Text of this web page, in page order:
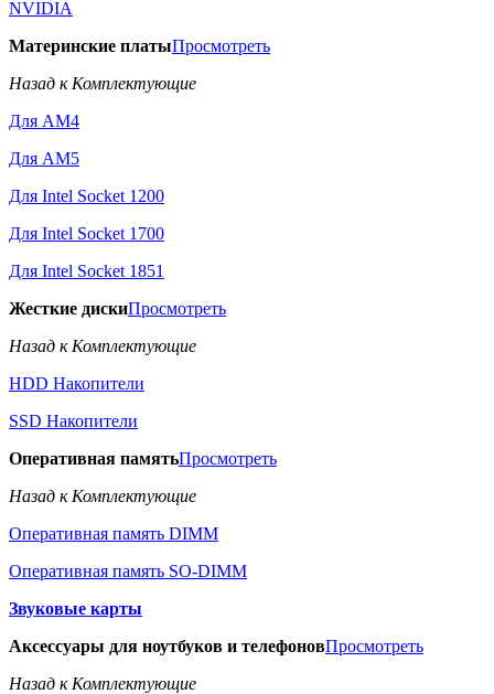
NVIDIA
Материнские платыПросмотреть
Назад к Комплектующие
Для AM4
Для AM5
Для Intel Socket 1200
Для Intel Socket 1700
Для Intel Socket 1851
Жесткие дискиПросмотреть
Назад к Комплектующие
HDD Накопители
SSD Накопители
Оперативная памятьПросмотреть
Назад к Комплектующие
Оперативная память DIMM
Оперативная память SO-DIMM
Звуковые карты
Аксессуары для ноутбуков и телефоновПросмотреть
Назад к Комплектующие